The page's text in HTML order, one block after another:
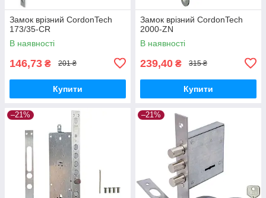
Замок врізний CordonTech
173/35-CR
В наявності
146,73 ₴ 201 ₴
Купити
Замок врізний CordonTech
2000-ZN
В наявності
239,40 ₴ 315 ₴
Купити
–21% –21%